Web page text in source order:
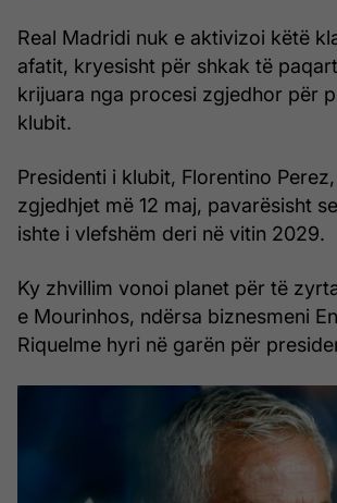
Real Madridi nuk e aktivizoi këtë
afatit, kryesisht për shkak të
krijuara nga procesi zgjedhor për
klubit.
Presidenti i klubit, Florentino
zgjedhjet më 12 maj, pavarësisht
ishte i vlefshëm deri në vitin 2029.
Ky zhvillim vonoi planet për të
e Mourinhos, ndërsa biznesmeni
Riquelme hyri në garën për